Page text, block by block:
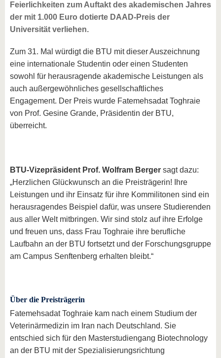
Feierlichkeiten zum Auftakt des akademischen Jahres
der mit 1.000 Euro dotierte DAAD-Preis der
Universität verliehen.
Zum 31. Mal würdigt die BTU mit dieser Auszeichnung
eine internationale Studentin oder einen Studenten
sowohl für herausragende akademische Leistungen als
auch außergewöhnliches gesellschaftliches
Engagement. Der Preis wurde Fatemehsadat Toghraie
von Prof. Gesine Grande, Präsidentin der BTU,
überreicht.
BTU-Vizepräsident Prof. Wolfram Berger sagt dazu:
„Herzlichen Glückwunsch an die Preisträgerin! Ihre
Leistungen und ihr Einsatz für ihre Kommilitonen sind ein
herausragendes Beispiel dafür, was unsere Studierenden
aus aller Welt mitbringen. Wir sind stolz auf ihre Erfolge
und freuen uns, dass Frau Toghraie ihre berufliche
Laufbahn an der BTU fortsetzt und der Forschungsgruppe
am Campus Senftenberg erhalten bleibt.“
Über die Preisträgerin
Fatemehsadat Toghraie kam nach einem Studium der
Veterinärmedizin im Iran nach Deutschland. Sie
entschied sich für den Masterstudiengang Biotechnology
an der BTU mit der Spezialisierungsrichtung